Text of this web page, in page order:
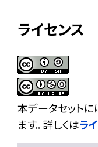
ライセンス
本データセット
ます。 詳しくはラ